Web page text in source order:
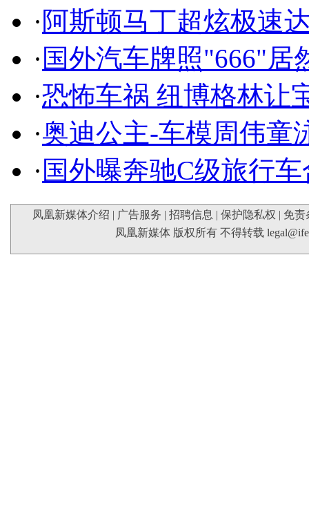
·阿斯顿马丁超炫极速
· 国外汽车牌照"666"居
·恐怖车祸 纽博格林让
·奥迪公主-车模周伟童
· 国外曝奔驰C级旅行
凤凰新媒体介绍 | 广告服务 | 招聘信息 | 保护隐私权 | 免责
凤凰新媒体 版权所有 不得转载